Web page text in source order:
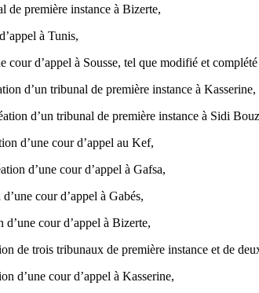
de première instance à Bizerte,
à Tunis,
cour d’appel à Sousse, tel que modifié et
d’un tribunal de première instance à Kasserine,
d’un tribunal de première instance à Sidi
d’une cour d’appel au Kef,
d’une cour d’appel à Gafsa,
cour d’appel à Gabés,
cour d’appel à Bizerte,
de trois tribunaux de première instance et de
d’une cour d’appel à Kasserine,